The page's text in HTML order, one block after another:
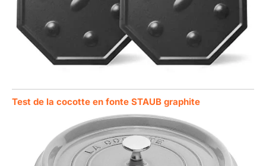
Test de la cocotte en fonte STAUB graphite